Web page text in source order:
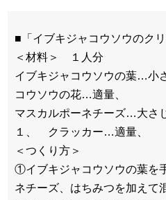
■「イブキジャコウソウのクリ
＜材料＞ １人分
イブキジャコウソウの葉…小
コウソウの花…適量、
マスカルポーネチーズ…大
１、 クラッカー…適量、
＜つくり方＞
①イブキジャコウソウの葉を
ネチーズ、はちみつを加えて